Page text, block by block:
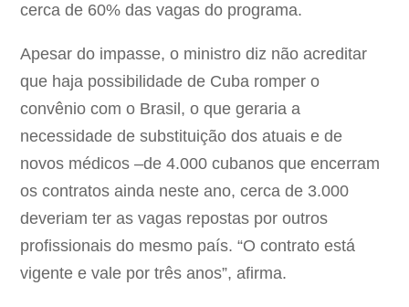
cerca de 60% das vagas do programa.
Apesar do impasse, o ministro diz não acreditar
que haja possibilidade de Cuba romper o
convênio com o Brasil, o que geraria a
necessidade de substituição dos atuais e de
novos médicos –de 4.000 cubanos que encerram
os contratos ainda neste ano, cerca de 3.000
deveriam ter as vagas repostas por outros
profissionais do mesmo país. “O contrato está
vigente e vale por três anos”, afirma.